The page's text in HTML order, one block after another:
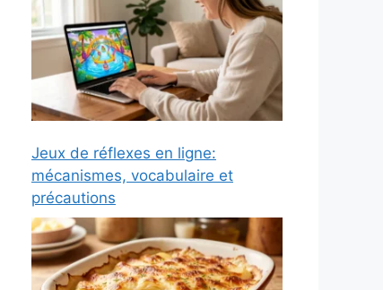
Jeux de réflexes en ligne:
mécanismes, vocabulaire et
précautions